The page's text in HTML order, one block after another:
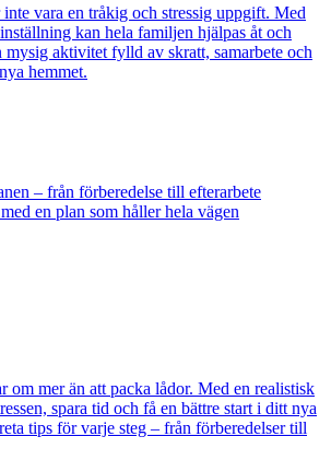
vara en tråkig och stressig uppgift. Med
kan hela familjen hjälpas åt och
mysig aktivitet fylld av skratt, samarbete och
hemmet.
– från förberedelse till efterarbete
en plan som håller hela vägen
om mer än att packa lådor. Med en realistisk
spara tid och få en bättre start i ditt nya
tips för varje steg – från förberedelser till